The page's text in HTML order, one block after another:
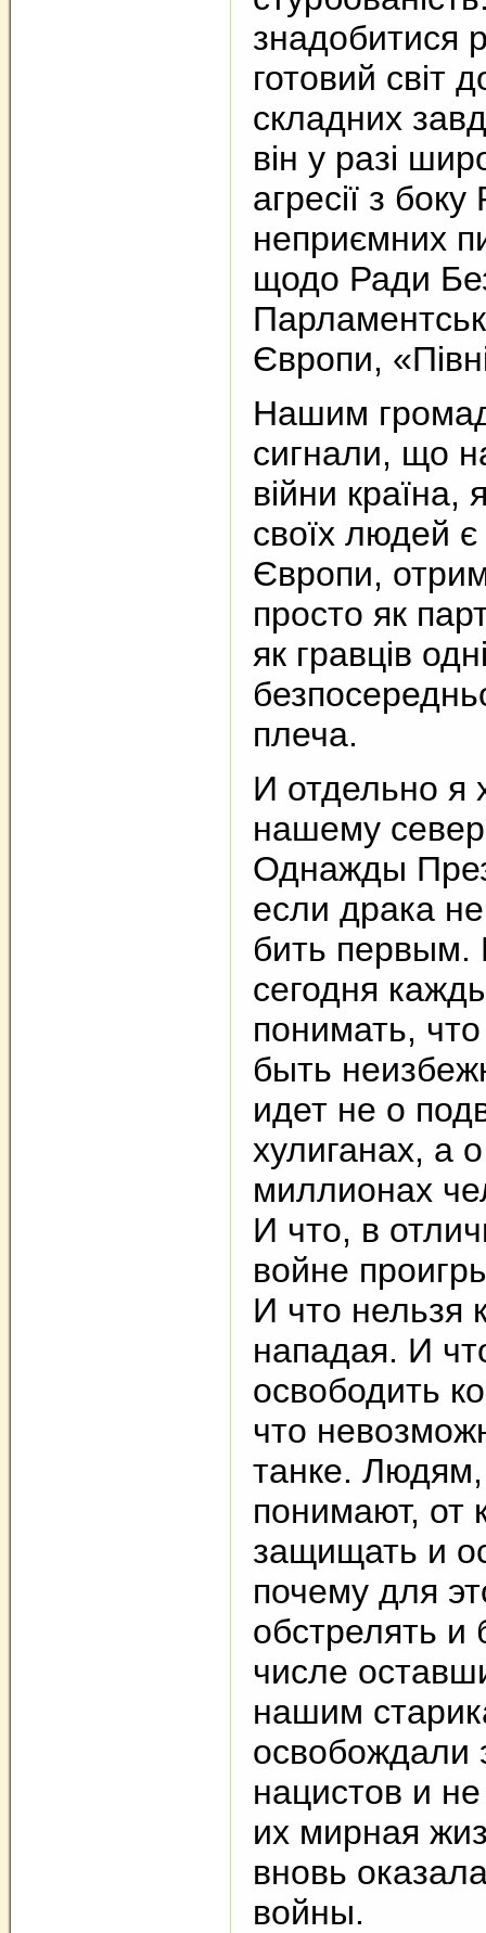
знадобитися
готовий світ
складних
він у разі
агресії з
неприємних
щодо Ради
Європи,
Нашим
сигнали, що
війни країна,
своїх людей
Європи,
просто як
як гравців
плеча.
И отдельно я
нашему
Однажды
если драка
бить первым.
сегодня
понимать,
быть
идет не о
хулиганах, а
миллионах
И что, в
войне
И что нельзя
нападая. И
освободить
что
танке.
понимают, от
защищать и
почему для
обстрелять
числе
нашим
освобождали
нацистов и
их мирная
вновь
войны.